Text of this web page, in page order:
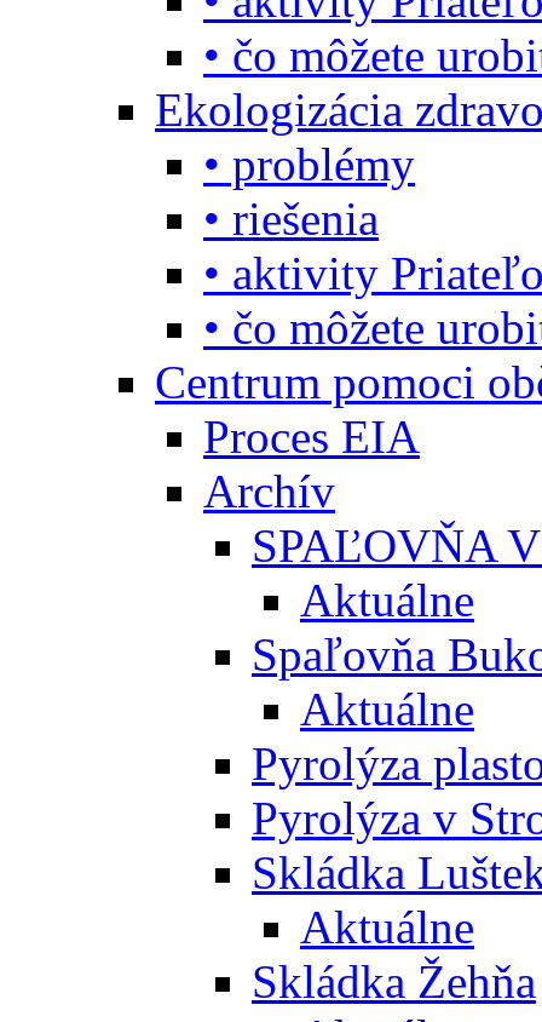
• čo môžete
Ekologizácia
• problémy
• riešenia
• aktivity
• čo môžete
Centrum pomoci
Proces EIA
Archív
SPAĽOVŇA
Aktuálne
Spaľovňa
Aktuálne
Pyrolýza
Pyrolýza v
Skládka
Aktuálne
Skládka Žehňa